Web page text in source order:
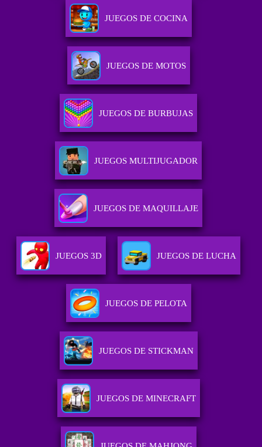
JUEGOS DE COCINA
JUEGOS DE MOTOS
JUEGOS DE BURBUJAS
JUEGOS MULTIJUGADOR
JUEGOS DE MAQUILLAJE
JUEGOS 3D JUEGOS DE LUCHA
JUEGOS DE PELOTA
JUEGOS DE STICKMAN
JUEGOS DE MINECRAFT